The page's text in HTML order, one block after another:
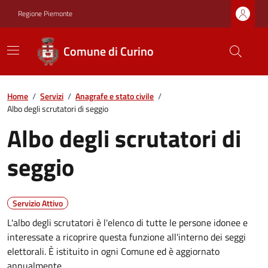
Regione Piemonte
Comune di Curino
Home / Servizi / Anagrafe e stato civile /
Albo degli scrutatori di seggio
Albo degli scrutatori di
seggio
Servizio Attivo
L'albo degli scrutatori è l'elenco di tutte le persone idonee e
interessate a ricoprire questa funzione all'interno dei seggi
elettorali. È istituito in ogni Comune ed è aggiornato